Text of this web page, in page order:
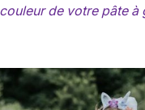
de votre pâte à